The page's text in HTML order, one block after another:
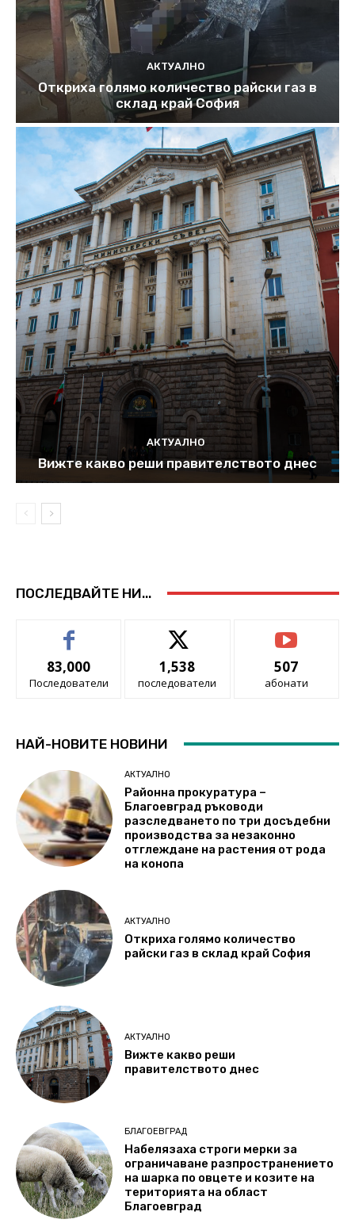
АКТУАЛНО
Откриха голямо количество райски газ в
склад край София
АКТУАЛНО
Вижте какво реши правителството днес
ПОСЛЕДВАЙТЕ НИ...
83,000
Последователи
1,538
последователи
507
абонати
НАЙ-НОВИТЕ НОВИНИ
АКТУАЛНО
Районна прокуратура –
Благоевград ръководи
разследването по три досъдебни
производства за незаконно
отглеждане на растения от рода
на конопа
АКТУАЛНО
Откриха голямо количество
райски газ в склад край София
АКТУАЛНО
Вижте какво реши
правителството днес
БЛАГОЕВГРАД
Набелязаха строги мерки за
ограничаване разпространението
на шарка по овцете и козите на
територията на област
Благоевград